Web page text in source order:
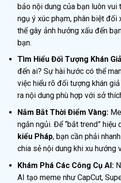
bảo nội dung của bạn luôn vui
ngụ ý xúc phạm, phân biệt đối
thể gây ảnh hưởng xấu đến
bạn.
Tìm Hiểu Đối Tượng Khán
đến ai? Sự hài hước có thể
việc hiểu rõ đối tượng khán
ra nội dung phù hợp với sở
Nắm Bắt Thời Điểm Vàng:
ngắn ngủi. Để “bắt trend” hiệu
kiểu Pháp, bạn cần phải
chia sẻ nội dung khi xu hướng
Khám Phá Các Công Cụ AI:
AI tạo meme như CapCut,